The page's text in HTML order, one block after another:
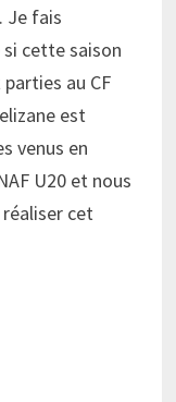
Je fais
cette saison
au CF
est
venus en
U20 et nous
cet